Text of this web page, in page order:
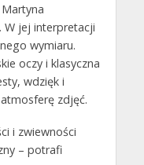
W jej interpretacji
wymiaru.
oczy i klasyczna
wdzięk i
zdjęć.
i zwiewności
– potrafi